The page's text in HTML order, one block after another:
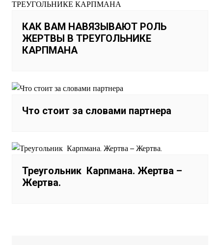
КАК ВАМ НАВЯЗЫВАЮТ РОЛЬ
ЖЕРТВЫ В ТРЕУГОЛЬНИКЕ
КАРПМАНА
Что стоит за словами партнера
Треугольник Карпмана. Жертва –
Жертва.